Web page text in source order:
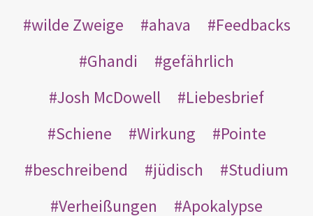
wilde Zweige
ahava
Feedbacks
Ghandi
gefährlich
Josh McDowell
Liebesbrief
Schiene
Wirkung
Pointe
beschreibend
jüdisch
Studium
Verheißungen
Apokalypse